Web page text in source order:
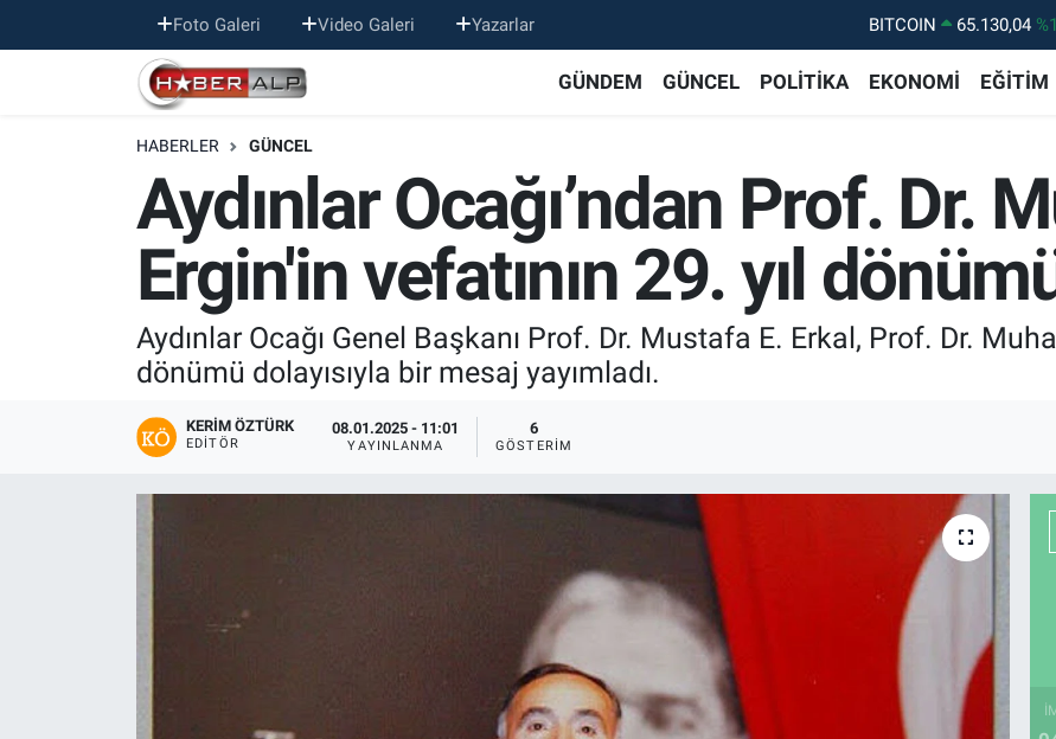
Foto Galeri Video Galeri Yazarlar BITCOIN 65.130,04
47,7106
GRAM ALTIN
6618.49
GÜNDEM GÜNCEL POLİTİKA EKONOMİ EĞİTİM
HABERLER GÜNCEL
Aydınlar Ocağı’ndan Prof. Dr.
Ergin'in vefatının 29. yıl
Aydınlar Ocağı Genel Başkanı Prof. Dr. Mustafa E. Erkal, Prof. Dr.
dönümü dolayısıyla bir mesaj yayımladı.
KERIM ÖZTÜRK
EDITÖR
08.01.2025 - 11:01
YAYINLANMA
6
GÖSTERIM
Nöbetçi Eczaneler
Hava Durumu
Trafik Durumu
Süper Lig Puan Durumu ve Fikstür
Tüm Manşetler
Haber Arşivi